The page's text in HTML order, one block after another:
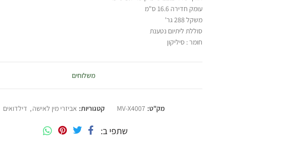
עומק חדירה 16.6 ס"מ
משקל 288 גר'
סוללת ליתיום נטענת
חומר : סיליקון
משלוחים
מק"ט: MV-X4007 קטגוריות: אביזרי מין לאישה, דילדואים
שתפי ב